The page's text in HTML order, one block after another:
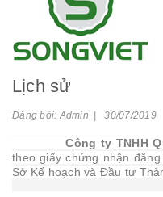
Lịch sử
Đăng bởi: Admin | 30/07/2019
Công ty TNHH
theo giấy chứng nhận
Sở Kế hoạch và Đầu tư